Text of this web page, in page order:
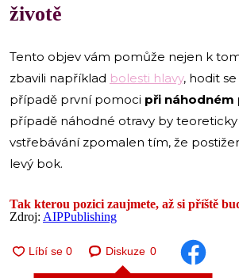
životě
Tento objev vám pomůže nejen k
zbavili například bolesti hlavy, hodit
případě první pomoci při náhodném
případě náhodné otravy by
vstřebávání zpomalen tím, že
levý bok.
Tak kterou pozici zaujmete, až si příště
Zdroj: AIPPublishing
Diskuze 0